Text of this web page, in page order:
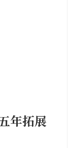
年拓展